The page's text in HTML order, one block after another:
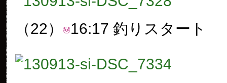
（22） 16:17 釣りスタート